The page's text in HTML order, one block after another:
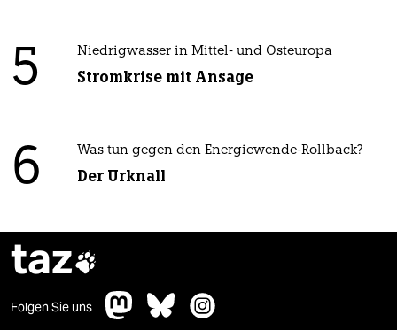
5 Niedrigwasser in Mittel- und Osteuropa
Stromkrise mit Ansage
6 Was tun gegen den Energiewende-Rollback?
Der Urknall
taz
Folgen Sie uns